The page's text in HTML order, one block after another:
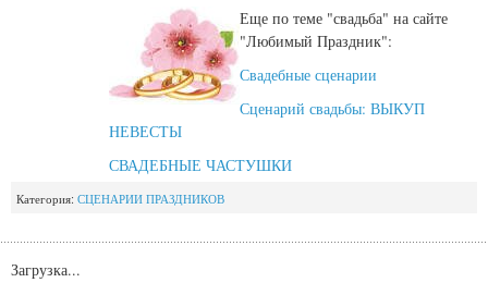
Еще по теме "свадьба" на сайте
"Любимый Праздник":
Свадебные сценарии
Сценарий свадьбы: ВЫКУП
НЕВЕСТЫ
СВАДЕБНЫЕ ЧАСТУШКИ
Категория: СЦЕНАРИИ ПРАЗДНИКОВ
Загрузка...